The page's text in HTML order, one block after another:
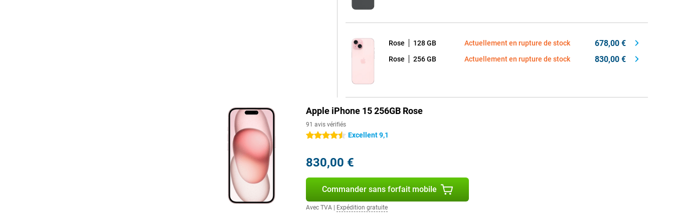
Si vous envisagez d'acheter un nouvel iPhone, l'iPhone 15 est un choix fantastique. Grâce à ses
fonctionnalités avancées et à son intelligence, ce modèle représente un énorme bond en avant par
rapport aux modèles précédents. Le prix peut sembler un peu plus élevé, mais compte tenu de
toutes les améliorations et des nouvelles technologies dont vous bénéficiez, il vaut chaque
Un investissement intelligent lorsque vous décidez d'acheter le téléphone est également de penser
à la protection dès le départ. Un étui pour iPhone 15 est très utile pour protéger votre tout nouvel
Rose 128 GB Actuellement en rupture de stock 678,00 €
Rose 256 GB Actuellement en rupture de stock 830,00 €
Apple iPhone 15 256GB Rose
91 avis vérifiés
4.5 étoilesExcellent 9,1
830,00 €
Commander sans forfait mobile
Avec TVA| Expédition gratuite